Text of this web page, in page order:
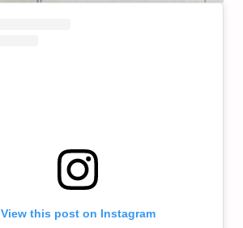
View this post on Instagram